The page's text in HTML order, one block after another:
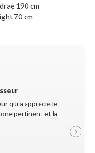
190 cm
70 cm
qui a apprécié le
pertinent et la